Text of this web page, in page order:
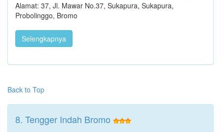
Alamat: 37, Jl. Mawar No.37, Sukapura, Sukapura,
Probolinggo, Bromo
Selengkapnya
Back to Top
8. Tengger Indah Bromo